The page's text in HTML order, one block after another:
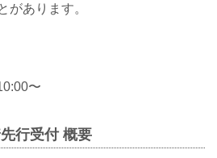
があります。
〜
行受付 概要